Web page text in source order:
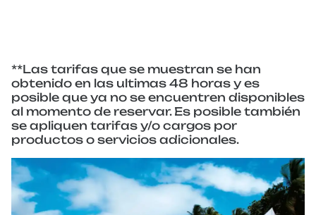
**Las tarifas que se muestran se han
obtenido en las ultimas 48 horas y es
posible que ya no se encuentren disponibles
al momento de reservar. Es posible también
se apliquen tarifas y/o cargos por
productos o servicios adicionales.